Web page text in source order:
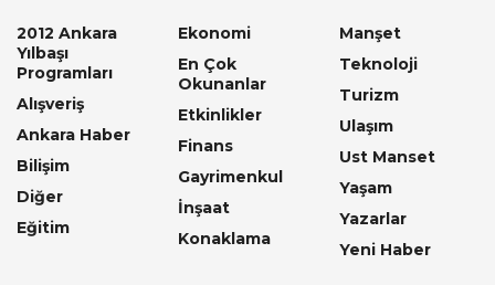
2012 Ankara
Yılbaşı
Programları
Alışveriş
Ankara Haber
Bilişim
Diğer
Eğitim
Ekonomi
En Çok
Okunanlar
Etkinlikler
Finans
Gayrimenkul
İnşaat
Konaklama
Manşet
Teknoloji
Turizm
Ulaşım
Ust Manset
Yaşam
Yazarlar
Yeni Haber